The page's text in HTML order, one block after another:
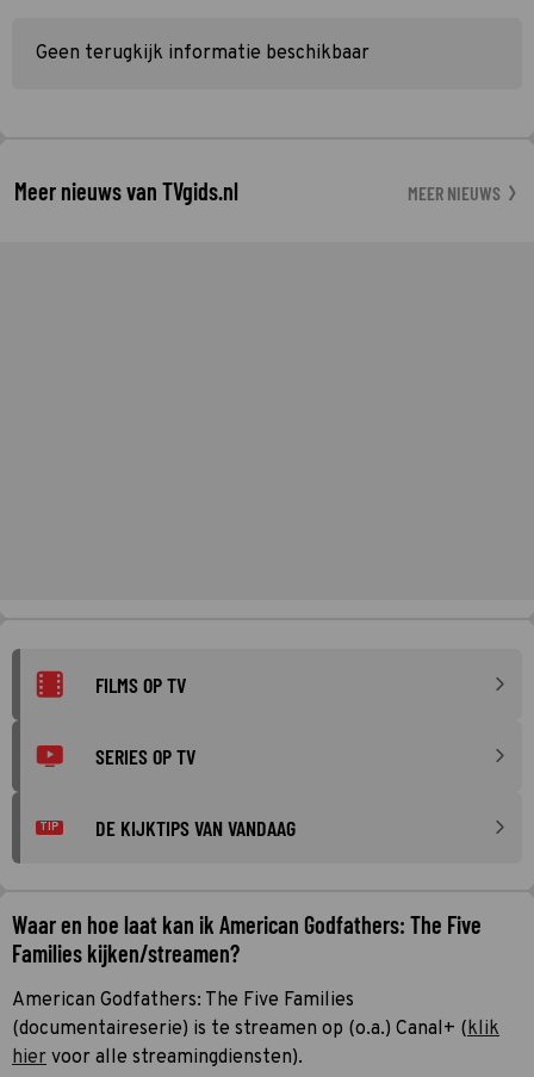
Geen terugkijk informatie beschikbaar
Meer nieuws van TVgids.nl MEER NIEUWS
FILMS OP TV
SERIES OP TV
TIP DE KIJKTIPS VAN VANDAAG
Waar en hoe laat kan ik American Godfathers: The Five
Families kijken/streamen?
American Godfathers: The Five Families
(documentaireserie) is te streamen op (o.a.) Canal+ (klik
hier voor alle streamingdiensten).